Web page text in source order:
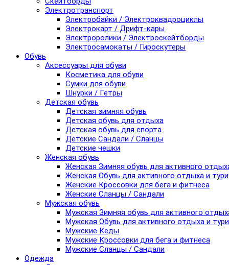
Электротранспорт
Электробайки / Электроквадроциклы
Электрокарт / Дрифт-кары
Электроролики / Электроскейтборды
Электросамокаты / Гироскутеры
Обувь
Аксессуары для обуви
Косметика для обуви
Сумки для обуви
Шнурки / Гетры
Детская обувь
Детская зимняя обувь
Детская обувь для отдыха
Детская обувь для спорта
Детские Сандали / Сланцы
Детские чешки
Женская обувь
Женская Зимняя обувь для активного
Женская Обувь для активного отдыха и
Женские Кроссовки для бега и фитнеса
Женские Сланцы / Сандали
Мужская обувь
Мужская Зимняя обувь для активного
Мужская Обувь для активного отдыха и
Мужские Кеды
Мужские Кроссовки для бега и фитнеса
Мужские Сланцы / Сандали
Одежда